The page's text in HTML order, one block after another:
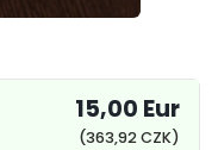
15,00 Eur
(363,92 CZK)